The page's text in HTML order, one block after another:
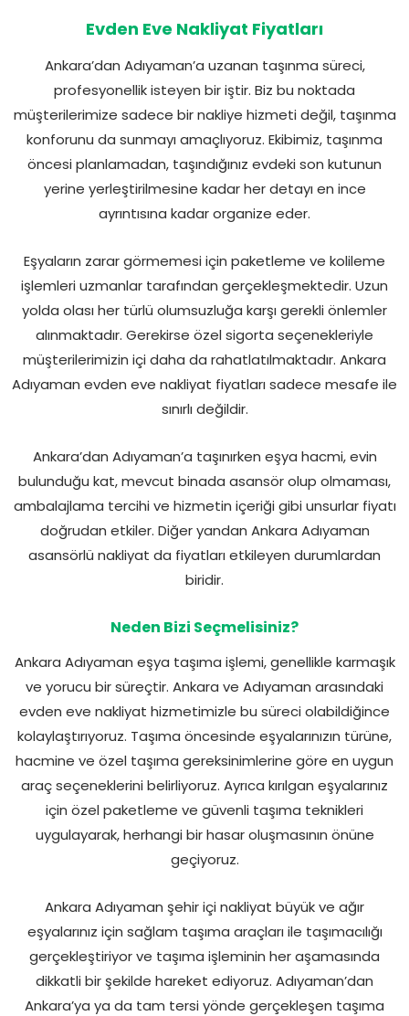
Evden Eve Nakliyat Fiyatları
Ankara’dan Adıyaman’a uzanan taşınma süreci,
profesyonellik isteyen bir iştir. Biz bu noktada
müşterilerimize sadece bir nakliye hizmeti değil, taşınma
konforunu da sunmayı amaçlıyoruz. Ekibimiz, taşınma
öncesi planlamadan, taşındığınız evdeki son kutunun
yerine yerleştirilmesine kadar her detayı en ince
ayrıntısına kadar organize eder.
Eşyaların zarar görmemesi için paketleme ve kolileme
işlemleri uzmanlar tarafından gerçekleşmektedir. Uzun
yolda olası her türlü olumsuzluğa karşı gerekli önlemler
alınmaktadır. Gerekirse özel sigorta seçenekleriyle
müşterilerimizin içi daha da rahatlatılmaktadır. Ankara
Adıyaman evden eve nakliyat fiyatları sadece mesafe ile
sınırlı değildir.
Ankara’dan Adıyaman’a taşınırken eşya hacmi, evin
bulunduğu kat, mevcut binada asansör olup olmaması,
ambalajlama tercihi ve hizmetin içeriği gibi unsurlar fiyatı
doğrudan etkiler. Diğer yandan Ankara Adıyaman
asansörlü nakliyat da fiyatları etkileyen durumlardan
biridir.
Neden Bizi Seçmelisiniz?
Ankara Adıyaman eşya taşıma işlemi, genellikle karmaşık
ve yorucu bir süreçtir. Ankara ve Adıyaman arasındaki
evden eve nakliyat hizmetimizle bu süreci olabildiğince
kolaylaştırıyoruz. Taşıma öncesinde eşyalarınızın türüne,
hacmine ve özel taşıma gereksinimlerine göre en uygun
araç seçeneklerini belirliyoruz. Ayrıca kırılgan eşyalarınız
için özel paketleme ve güvenli taşıma teknikleri
uygulayarak, herhangi bir hasar oluşmasının önüne
geçiyoruz.
Ankara Adıyaman şehir içi nakliyat büyük ve ağır
eşyalarınız için sağlam taşıma araçları ile taşımacılığı
gerçekleştiriyor ve taşıma işleminin her aşamasında
dikkatli bir şekilde hareket ediyoruz. Adıyaman’dan
Ankara’ya ya da tam tersi yönde gerçekleşen taşıma